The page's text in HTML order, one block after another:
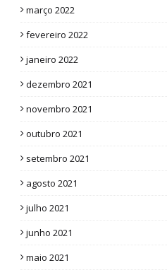
março 2022
fevereiro 2022
janeiro 2022
dezembro 2021
novembro 2021
outubro 2021
setembro 2021
agosto 2021
julho 2021
junho 2021
maio 2021